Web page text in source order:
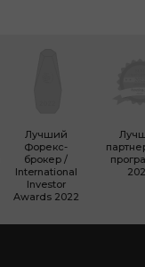
Лучший
Форекc-
брокер /
International
Investor
Awards 2022